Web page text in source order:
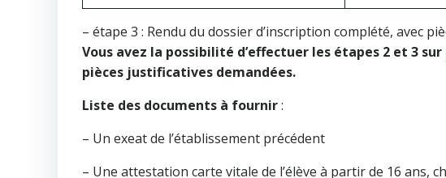
– étape 3 : Rendu du dossier d’inscription complété, avec
Vous avez la possibilité d’effectuer les étapes 2 et 3
pièces justificatives demandées.
Liste des documents à fournir:
– Un exeat de l’établissement précédent
– Une attestation carte vitale de l’élève à partir de 16 ans,